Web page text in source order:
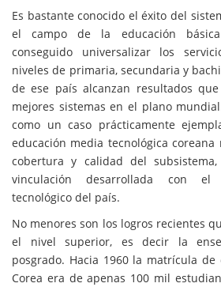
Es bastante conocido el éxito del
el campo de la educación
conseguido universalizar los
niveles de primaria, secundaria y
de ese país alcanzan resultados
mejores sistemas en el plano
como un caso prácticamente
educación media tecnológica
cobertura y calidad del
vinculación desarrollada con el
tecnológico del país.
No menores son los logros recientes
el nivel superior, es decir la
posgrado. Hacia 1960 la matrícula
Corea era de apenas 100 mil